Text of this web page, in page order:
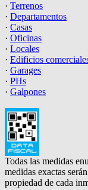
· Terrenos
· Departamentos
· Casas
· Oficinas
· Locales
· Edificios
· Garages
· PHs
· Galpones
Todas las medidas
medidas exactas
propiedad de cada